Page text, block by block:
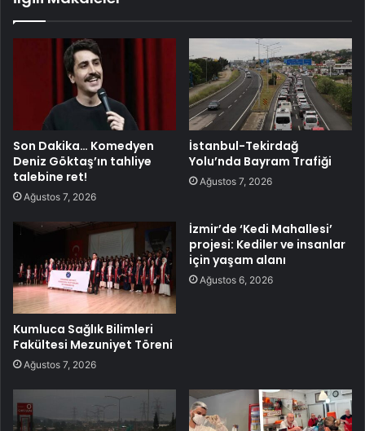
Son Dakika… Komedyen
Deniz Göktaş’ın tahliye
talebine ret!
Ağustos 7, 2026
İstanbul-Tekirdağ
Yolu’nda Bayram Trafiği
Ağustos 7, 2026
Kumluca Sağlık Bilimleri
Fakültesi Mezuniyet Töreni
Ağustos 7, 2026
İzmir’de ‘Kedi Mahallesi’
projesi: Kediler ve insanlar
için yaşam alanı
Ağustos 6, 2026